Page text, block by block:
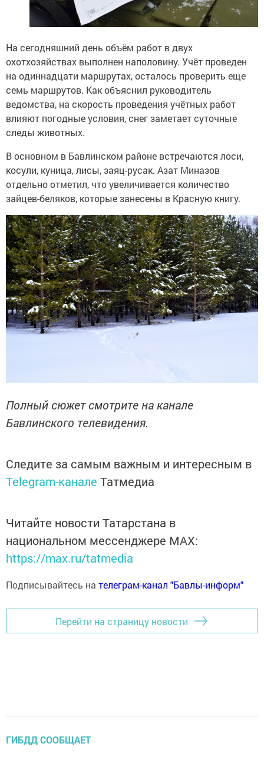
На сегодняшний день объём работ в двух
охотхозяйствах выполнен наполовину. Учёт проведен
на одиннадцати маршрутах, осталось проверить еще
семь маршрутов. Как объяснил руководитель
ведомства, на скорость проведения учётных работ
влияют погодные условия, снег заметает суточные
следы животных.
В основном в Бавлинском районе встречаются лоси,
косули, куница, лисы, заяц-русак. Азат Миназов
отдельно отметил, что увеличивается количество
зайцев-беляков, которые занесены в Красную книгу.
Полный сюжет смотрите на канале
Бавлинского телевидения.
Следите за самым важным и интересным в
Telegram-канале Татмедиа
Читайте новости Татарстана в
национальном мессенджере MАХ:
https://max.ru/tatmedia
Подписывайтесь на телеграм-канал "Бавлы-информ"
Перейти на страницу новости
ГИБДД СООБЩАЕТ